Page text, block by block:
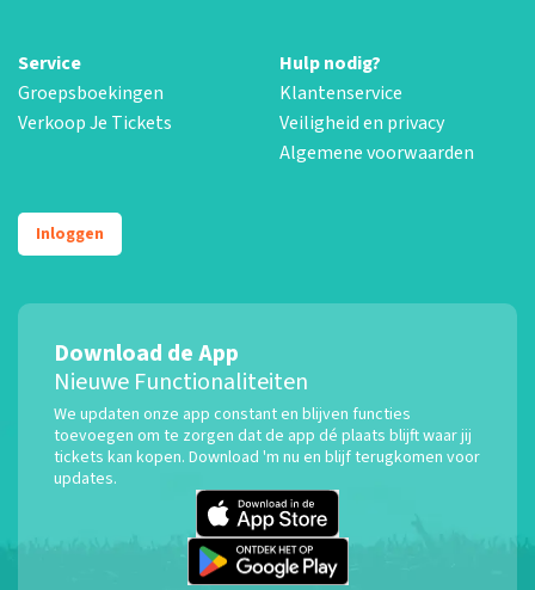
Service
Groepsboekingen
Verkoop Je Tickets
Hulp nodig?
Klantenservice
Veiligheid en privacy
Algemene voorwaarden
Inloggen
Download de App
Nieuwe Functionaliteiten
We updaten onze app constant en blijven functies
toevoegen om te zorgen dat de app dé plaats blijft waar jij
tickets kan kopen. Download 'm nu en blijf terugkomen voor
updates.